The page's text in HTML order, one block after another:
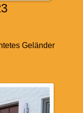
Geländer